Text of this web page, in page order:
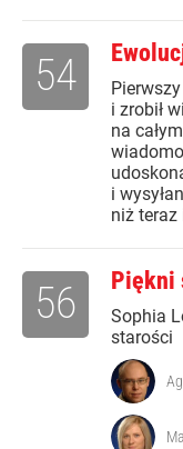
i zrobił
na
i
niż teraz
54
Piękni
Sophia
starości
56